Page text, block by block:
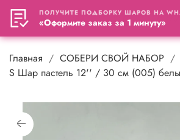
Главная СОБЕРИ СВОЙ НАБОР
S Шар пастель 12'' / 30 см (005)
«Оформите заказ за 1 минуту»